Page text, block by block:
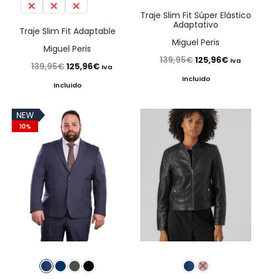
56
58 60
Traje Slim Fit Adaptable
Miguel Peris
139,95€El
precio
era:
139,95€.
125,96€ElIva
Incluido
Traje Slim Fit Súper Elástico
Adaptativo
Miguel Peris
139,95€El
precio
era:
139,95€.
125,96€El
es:
Iva
Incluido
NEW
10%